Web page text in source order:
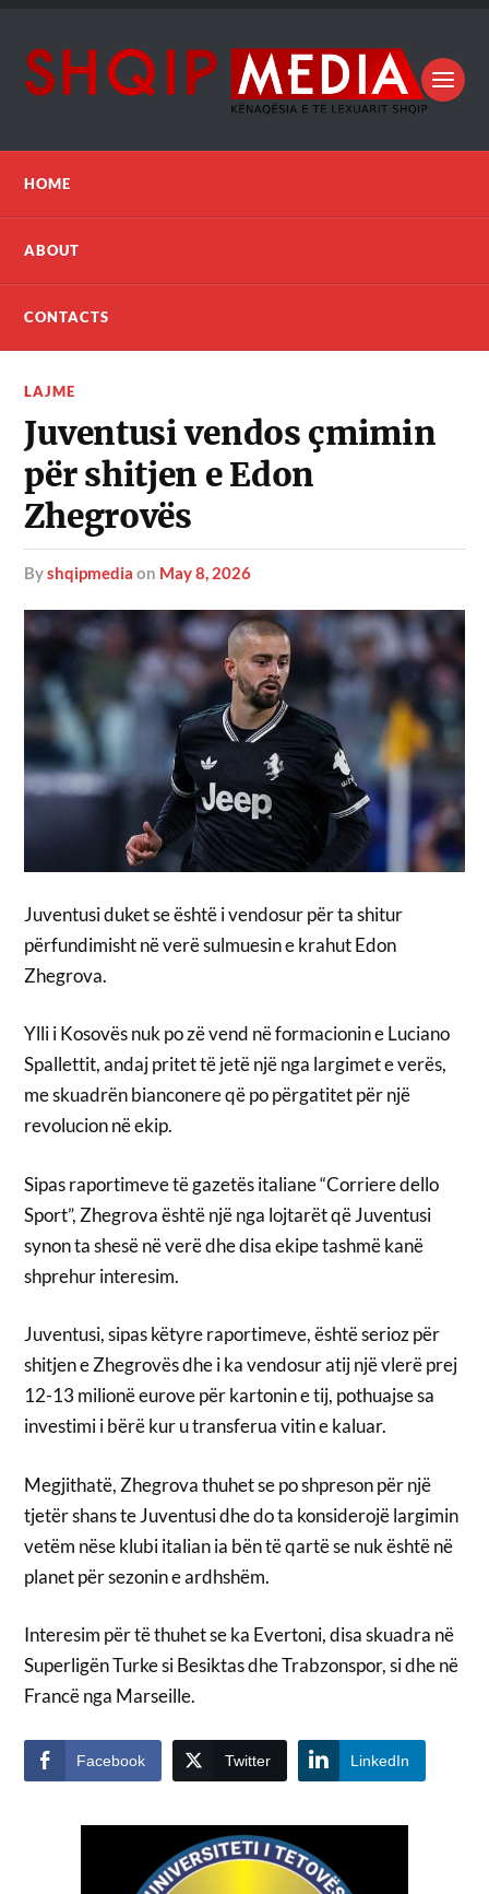
HOME
ABOUT
CONTACTS
LAJME
Juventusi vendos çmimin
për shitjen e Edon
Zhegrovës
byshqipmedia on May 8, 2026
Juventusi duket se është i vendosur për ta shitur
përfundimisht në verë sulmuesin e krahut Edon
Zhegrova.
Ylli i Kosovës nuk po zë vend në formacionin e Luciano
Spallettit, andaj pritet të jetë një nga largimet e verës,
me skuadrën bianconere që po përgatitet për një
revolucion në ekip.
Sipas raportimeve të gazetës italiane “Corriere dello
Sport”, Zhegrova është një nga lojtarët që Juventusi
synon ta shesë në verë dhe disa ekipe tashmë kanë
shprehur interesim.
Juventusi, sipas këtyre raportimeve, është serioz për
shitjen e Zhegrovës dhe i ka vendosur atij një vlerë prej
12-13 milionë eurove për kartonin e tij, pothuajse sa
investimi i bërë kur u transferua vitin e kaluar.
Megjithatë, Zhegrova thuhet se po shpreson për një
tjetër shans te Juventusi dhe do ta konsiderojë largimin
vetëm nëse klubi italian ia bën të qartë se nuk është në
planet për sezonin e ardhshëm.
Interesim për të thuhet se ka Evertoni, disa skuadra në
Superligën Turke si Besiktas dhe Trabzonspor, si dhe në
Francë nga Marseille.
Facebook Twitter LinkedIn